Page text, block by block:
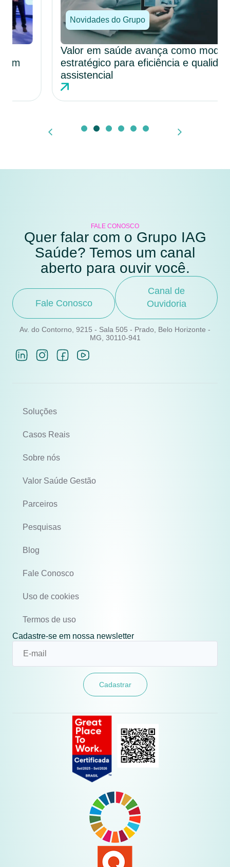
Novidades do Grupo
Valor em saúde avança como modelo
estratégico para eficiência e qualidade
assistencial
FALE CONOSCO
Quer falar com o Grupo IAG
Saúde? Temos um canal
aberto para ouvir você.
Fale Conosco
Canal de
Ouvidoria
Av. do Contorno, 9215 - Sala 505 - Prado, Belo Horizonte -
MG, 30110-941
Soluções
Casos Reais
Sobre nós
Valor Saúde Gestão
Parceiros
Pesquisas
Blog
Fale Conosco
Uso de cookies
Termos de uso
Cadastre-se em nossa newsletter
Cadastrar